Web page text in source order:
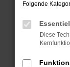
Prüfe
können
Fenster?
Folgende
Diese